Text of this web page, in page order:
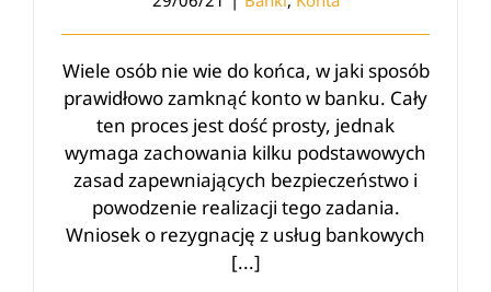
Wiele osób nie wie do końca, w jaki sposób
prawidłowo zamknąć konto w banku. Cały
ten proces jest dość prosty, jednak
wymaga zachowania kilku podstawowych
zasad zapewniających bezpieczeństwo i
powodzenie realizacji tego zadania.
Wniosek o rezygnację z usług bankowych
[...]